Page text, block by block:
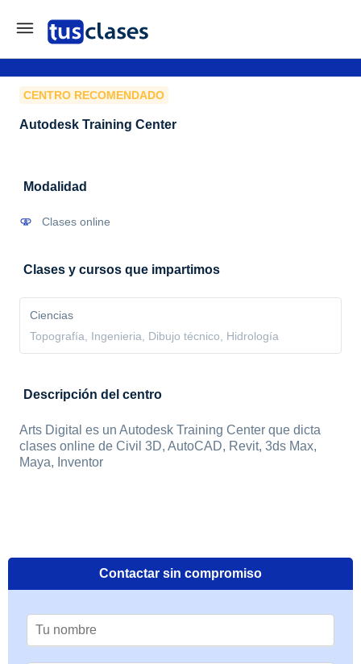
CENTRO RECOMENDADO
Autodesk Training Center
Modalidad
Clases online
Clases y cursos que impartimos
Ciencias
Topografía, Ingenieria, Dibujo técnico, Hidrología
Descripción del centro
Arts Digital es un Autodesk Training Center que dicta
clases online de Civil 3D, AutoCAD, Revit, 3ds Max,
Maya, Inventor
Contactar sin compromiso